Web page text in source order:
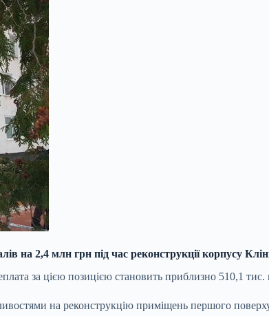
на 2,4 млн грн під час реконструкції корпусу
за цією позицією становить приблизно 510,1
на реконструкцію приміщень першого